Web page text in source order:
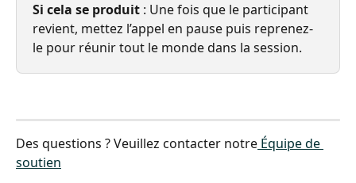
Si cela se produit : Une fois que le participant
revient, mettez l’appel en pause puis reprenez-
le pour réunir tout le monde dans la session.
Des questions ? Veuillez contacter notre Équipe de
soutien